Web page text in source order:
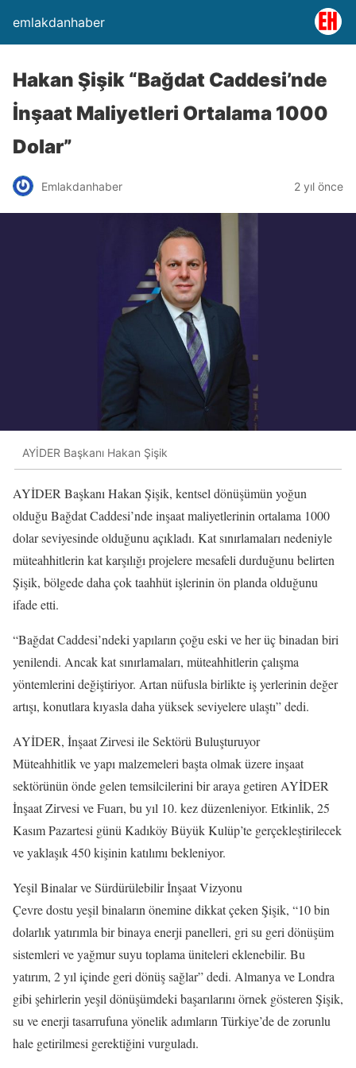
emlakdanhaber
Hakan Şişik “Bağdat Caddesi’nde
İnşaat Maliyetleri Ortalama 1000
Dolar”
Emlakdanhaber 2 yıl önce
AYİDER Başkanı Hakan Şişik
AYİDER Başkanı Hakan Şişik, kentsel dönüşümün yoğun
olduğu Bağdat Caddesi’nde inşaat maliyetlerinin ortalama 1000
dolar seviyesinde olduğunu açıkladı. Kat sınırlamaları nedeniyle
müteahhitlerin kat karşılığı projelere mesafeli durduğunu belirten
Şişik, bölgede daha çok taahhüt işlerinin ön planda olduğunu
ifade etti.
“Bağdat Caddesi’ndeki yapıların çoğu eski ve her üç binadan biri
yenilendi. Ancak kat sınırlamaları, müteahhitlerin çalışma
yöntemlerini değiştiriyor. Artan nüfusla birlikte iş yerlerinin değer
artışı, konutlara kıyasla daha yüksek seviyelere ulaştı” dedi.
AYİDER, İnşaat Zirvesi ile Sektörü Buluşturuyor
Müteahhitlik ve yapı malzemeleri başta olmak üzere inşaat
sektörünün önde gelen temsilcilerini bir araya getiren AYİDER
İnşaat Zirvesi ve Fuarı, bu yıl 10. kez düzenleniyor. Etkinlik, 25
Kasım Pazartesi günü Kadıköy Büyük Kulüp’te gerçekleştirilecek
ve yaklaşık 450 kişinin katılımı bekleniyor.
Yeşil Binalar ve Sürdürülebilir İnşaat Vizyonu
Çevre dostu yeşil binaların önemine dikkat çeken Şişik, “10 bin
dolarlık yatırımla bir binaya enerji panelleri, gri su geri dönüşüm
sistemleri ve yağmur suyu toplama üniteleri eklenebilir. Bu
yatırım, 2 yıl içinde geri dönüş sağlar” dedi. Almanya ve Londra
gibi şehirlerin yeşil dönüşümdeki başarılarını örnek gösteren Şişik,
su ve enerji tasarrufuna yönelik adımların Türkiye’de de zorunlu
hale getirilmesi gerektiğini vurguladı.